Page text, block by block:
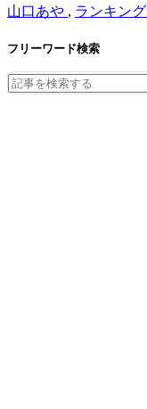
山口あや , ランキング
フリーワード検索
Search
for: